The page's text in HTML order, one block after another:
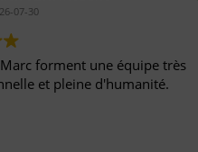
07-30
forment une équipe très
et pleine d'humanité.